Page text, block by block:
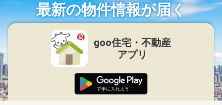
最新の物件情報が届く
goo住宅・不動産
アプリ